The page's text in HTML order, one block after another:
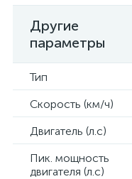
Другие
параметры
Тип
Скорость (км/ч)
Двигатель (л.с)
Пик. мощность
двигателя (л.с)